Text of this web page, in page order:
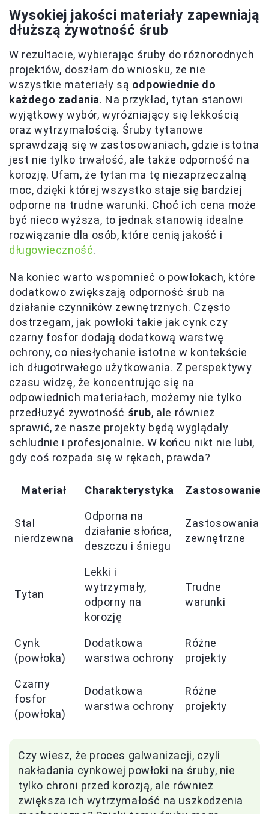
Wysokiej jakości materiały zapewniają
dłuższą żywotność śrub
W rezultacie, wybierając śruby do różnorodnych
projektów, doszłam do wniosku, że nie
wszystkie materiały są odpowiednie do
każdego zadania. Na przykład, tytan stanowi
wyjątkowy wybór, wyróżniający się lekkością
oraz wytrzymałością. Śruby tytanowe
sprawdzają się w zastosowaniach, gdzie istotna
jest nie tylko trwałość, ale także odporność na
korozję. Ufam, że tytan ma tę niezaprzeczalną
moc, dzięki której wszystko staje się bardziej
odporne na trudne warunki. Choć ich cena może
być nieco wyższa, to jednak stanowią idealne
rozwiązanie dla osób, które cenią jakość i
długowieczność.
Na koniec warto wspomnieć o powłokach, które
dodatkowo zwiększają odporność śrub na
działanie czynników zewnętrznych. Często
dostrzegam, jak powłoki takie jak cynk czy
czarny fosfor dodają dodatkową warstwę
ochrony, co niesłychanie istotne w kontekście
ich długotrwałego użytkowania. Z perspektywy
czasu widzę, że koncentrując się na
odpowiednich materiałach, możemy nie tylko
przedłużyć żywotność śrub, ale również
sprawić, że nasze projekty będą wyglądały
schludnie i profesjonalnie. W końcu nikt nie lubi,
gdy coś rozpada się w rękach, prawda?
Materiał Charakterystyka Zastosowanie
Stal
nierdzewna
Odporna na
działanie słońca,
deszczu i śniegu
Zastosowania
zewnętrzne
Tytan
Lekki i
wytrzymały,
odporny na
korozję
Trudne
warunki
Cynk
(powłoka)
Dodatkowa
warstwa ochrony
Różne
projekty
Czarny
fosfor
(powłoka)
Dodatkowa
warstwa ochrony
Różne
projekty
Czy wiesz, że proces galwanizacji, czyli
nakładania cynkowej powłoki na śruby, nie
tylko chroni przed korozją, ale również
zwiększa ich wytrzymałość na uszkodzenia